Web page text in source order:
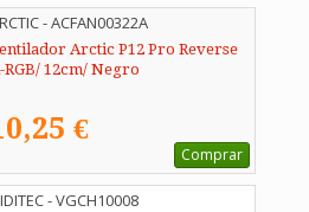
- ACFAN00322A
Arctic P12 Pro Reverse
RGB/ 12cm/ Negro
€
Comprar
- VGCH10008